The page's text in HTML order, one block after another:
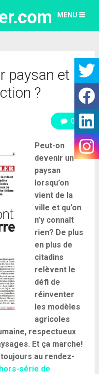
MENU
paysan et
?
0
Peut-on
devenir un
paysan
lorsqu’on
vient de la
ville et qu’on
n’y connaît
rien? De plus
en plus de
citadins
relèvent le
défi de
réinventer
les modèles
agricoles
respectueux
Et ça marche!
au rendez-
hors-série de